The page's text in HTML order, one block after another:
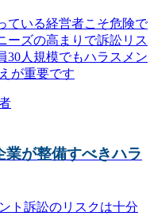
ている経営者こそ危険で
ーズの高まりで訴訟リス
30人規模でもハラスメン
が重要です
が整備すべきハラ
ト訴訟のリスクは十分